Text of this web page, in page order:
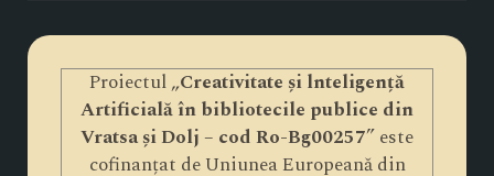
Proiectul „Creativitate și lnteligență
Artificială în bibliotecile publice din
Vratsa și Dolj – cod Ro-Bg00257” este
cofinanțat de Uniunea Europeană din